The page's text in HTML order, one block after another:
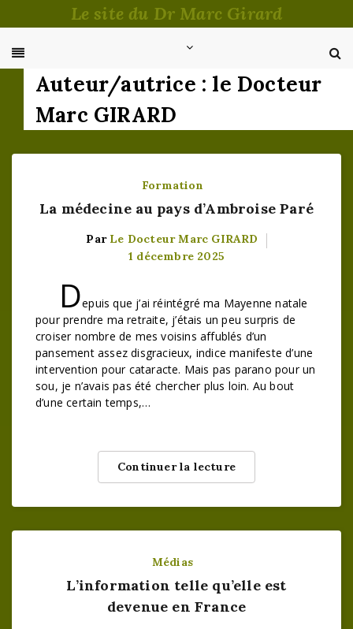
au
Le site du Dr Marc Girard
Auteur/autrice : le Docteur
Marc GIRARD
Formation
La médecine au pays d’Ambroise Paré
Par Le Docteur Marc GIRARD
1 décembre 2025
Depuis que j’ai réintégré ma Mayenne natale
pour prendre ma retraite, j’étais un peu surpris de
croiser nombre de mes voisins affublés d’un
pansement assez disgracieux, indice manifeste d’une
intervention pour cataracte. Mais pas parano pour un
sou, je n’avais pas été chercher plus loin. Au bout
d’une certain temps,…
Continuer la lecture
Médias
L’information telle qu’elle est
devenue en France